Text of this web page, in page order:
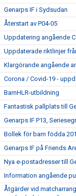
Genarps IF i Sydsudan
Återstart av P04-05
Uppdatering angående
Uppdaterade riktlinjer
Klargörande angående
Corona / Covid-19 -
BarnHLR-utbildning
Fantastisk pallplats till
Genarps IF P13,
Bollek för barn födda
Genarps IF på Friends
Nya e-postadresser till
Information angående
Åtgärder vid